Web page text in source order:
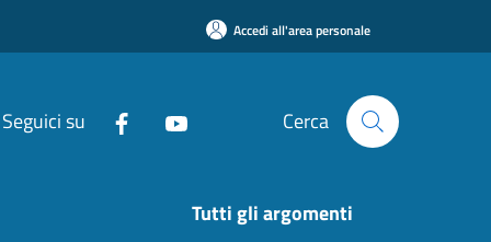
Accedi all'area personale
Seguici su Cerca
Tutti gli argomenti